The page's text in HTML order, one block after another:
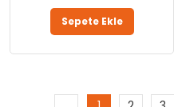
Sepete Ekle